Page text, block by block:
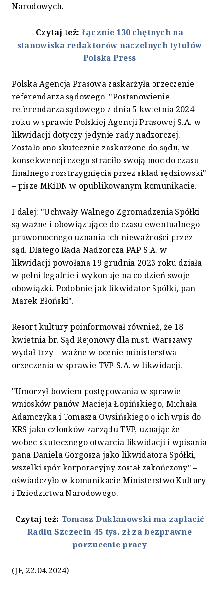
Narodowych.
Czytaj też: Łącznie 130 chętnych na
stanowiska redaktorów naczelnych tytułów
Polska Press
Polska Agencja Prasowa zaskarżyła orzeczenie
referendarza sądowego. "Postanowienie
referendarza sądowego z dnia 5 kwietnia 2024
roku w sprawie Polskiej Agencji Prasowej S.A. w
likwidacji dotyczy jedynie rady nadzorczej.
Zostało ono skutecznie zaskarżone do sądu, w
konsekwencji czego straciło swoją moc do czasu
finalnego rozstrzygnięcia przez skład sędziowski"
– pisze MKiDN w opublikowanym komunikacie.
I dalej: "Uchwały Walnego Zgromadzenia Spółki
są ważne i obowiązujące do czasu ewentualnego
prawomocnego uznania ich nieważności przez
sąd. Dlatego Rada Nadzorcza PAP S.A. w
likwidacji powołana 19 grudnia 2023 roku działa
w pełni legalnie i wykonuje na co dzień swoje
obowiązki. Podobnie jak likwidator Spółki, pan
Marek Błoński".
Resort kultury poinformował również, że 18
kwietnia br. Sąd Rejonowy dla m.st. Warszawy
wydał trzy – ważne w ocenie ministerstwa –
orzeczenia w sprawie TVP S.A. w likwidacji.
"Umorzył bowiem postępowania w sprawie
wniosków panów Macieja Łopińskiego, Michała
Adamczyka i Tomasza Owsińskiego o ich wpis do
KRS jako członków zarządu TVP, uznając że
wobec skutecznego otwarcia likwidacji i wpisania
pana Daniela Gorgosza jako likwidatora Spółki,
wszelki spór korporacyjny został zakończony" –
oświadczyło w komunikacie Ministerstwo Kultury
i Dziedzictwa Narodowego.
Czytaj też: Tomasz Duklanowski ma zapłacić
Radiu Szczecin 45 tys. zł za bezprawne
porzucenie pracy
(JF, 22.04.2024)